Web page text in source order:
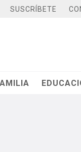
SUSCRÍBETE